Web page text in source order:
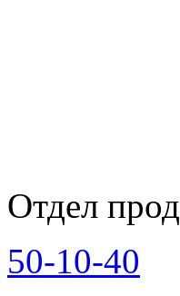
Отдел
50-10-40